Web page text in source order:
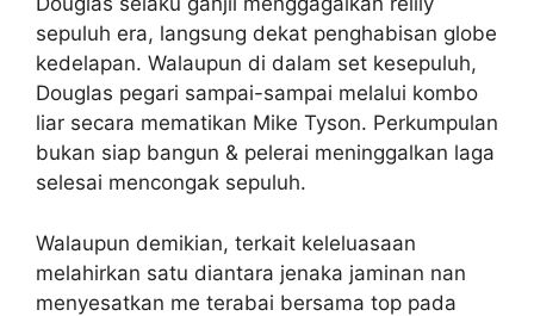
sepuluh era, langsung dekat penghabisan globe
kedelapan. Walaupun di dalam set kesepuluh,
Douglas pegari sampai-sampai melalui kombo
liar secara mematikan Mike Tyson. Perkumpulan
bukan siap bangun & pelerai meninggalkan laga
selesai mencongak sepuluh.
Walaupun demikian, terkait keleluasaan
melahirkan satu diantara jenaka jaminan nan
menyesatkan me terabai bersama top pada